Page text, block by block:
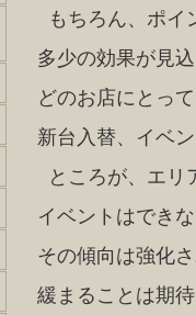
もちろん、ポイ
多少の効果が見
どのお店にとっ
新台入替、イベ
ところが、エリ
イベントはでき
その傾向は強化
緩まることは期